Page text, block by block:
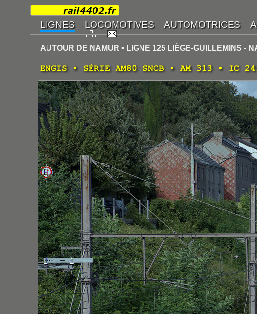
AUTOUR DE NAMUR • LIGNE 125 LIÈGE-GUILLEMINS -
ENGIS • SÉRIE AM80 SNCB • AM 313 • IC